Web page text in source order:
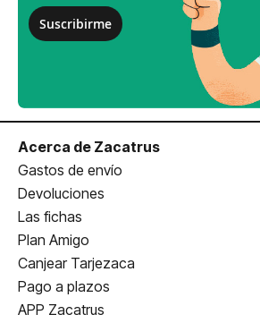
Suscribirme
Acerca de Zacatrus
Gastos de envío
Devoluciones
Las fichas
Plan Amigo
Canjear Tarjezaca
Pago a plazos
APP Zacatrus